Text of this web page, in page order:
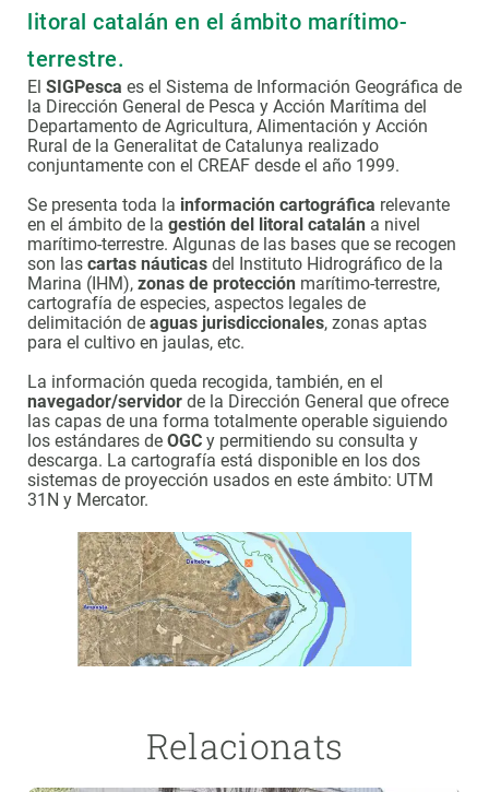
litoral catalán en el ámbito marítimo-
terrestre.
El SIGPesca es el Sistema de Información Geográfica de
la Dirección General de Pesca y Acción Marítima del
Departamento de Agricultura, Alimentación y Acción
Rural de la Generalitat de Catalunya realizado
conjuntamente con el CREAF desde el año 1999.
Se presenta toda la información cartográfica relevante
en el ámbito de la gestión del litoral catalán a nivel
marítimo-terrestre. Algunas de las bases que se recogen
son las cartas náuticas del Instituto Hidrográfico de la
Marina (IHM), zonas de protección marítimo-terrestre,
cartografía de especies, aspectos legales de
delimitación de aguas jurisdiccionales, zonas aptas
para el cultivo en jaulas, etc.
La información queda recogida, también, en el
navegador/servidor de la Dirección General que ofrece
las capas de una forma totalmente operable siguiendo
los estándares de OGC y permitiendo su consulta y
descarga. La cartografía está disponible en los dos
sistemas de proyección usados en este ámbito: UTM
31N y Mercator.
Relacionats